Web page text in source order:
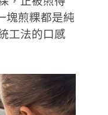
塊煎粿都是純
工法的口感